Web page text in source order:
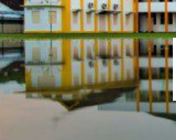
Skip
to
content